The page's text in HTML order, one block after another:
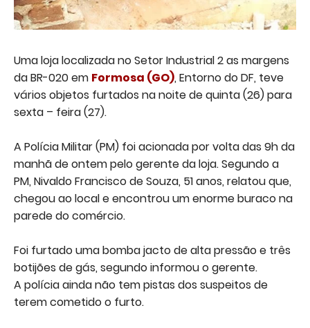
Uma loja localizada no Setor Industrial 2 as margens
da BR-020 em Formosa (GO), Entorno do DF, teve
vários objetos furtados na noite de quinta (26) para
sexta – feira (27).
A Polícia Militar (PM) foi acionada por volta das 9h da
manhã de ontem pelo gerente da loja. Segundo a
PM, Nivaldo Francisco de Souza, 51 anos, relatou que,
chegou ao local e encontrou um enorme buraco na
parede do comércio.
Foi furtado uma bomba jacto de alta pressão e três
botijões de gás, segundo informou o gerente.
A polícia ainda não tem pistas dos suspeitos de
terem cometido o furto.